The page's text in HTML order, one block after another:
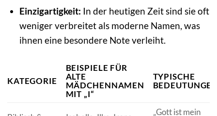
Einzigartigkeit: In der heutigen Zeit sind sie oft
weniger verbreitet als moderne Namen, was
ihnen eine besondere Note verleiht.
KATEGORIE
BEISPIELE FÜR
ALTE
MÄDCHENNAMEN
MIT „I“
TYPISCHE
„Gott ist mein